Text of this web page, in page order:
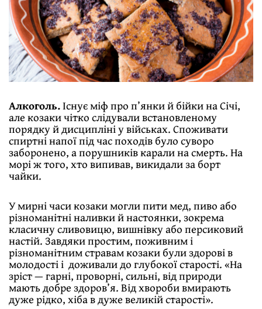
Алкоголь.Існує міф про п’янки й бійки на Січі,
але козаки чітко слідували встановленому
порядку й дисципліні у військах. Споживати
спиртні напої під час походів було суворо
заборонено, а порушників карали на смерть. На
морі ж того, хто випивав, викидали за борт
чайки.
У мирні часи козаки могли пити мед, пиво або
різноманітні наливки й настоянки, зокрема
класичну сливовицю, вишнівку або персиковий
настій. Завдяки простим, поживним і
різноманітним стравам козаки були здорові в
молодості і доживали до глубокої старості. «На
зріст — гарні, проворні, сильні, від природи
мають добре здоров’я. Від хвороби вмирають
дуже рідко, хіба в дуже великій старості».